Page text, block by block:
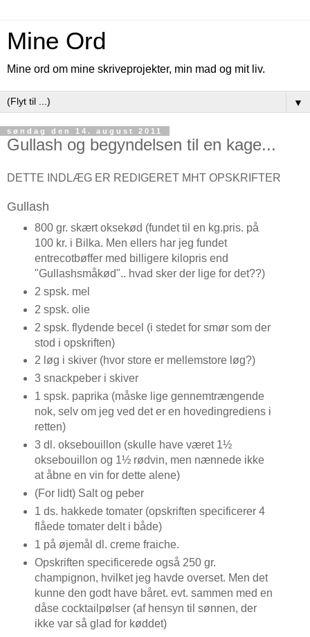
Mine Ord
Mine ord om mine skriveprojekter, min mad og mit liv.
▼
søndag den 14. august 2011
Gullash og begyndelsen til en kage...
DETTE INDLÆG ER REDIGERET MHT OPSKRIFTER
Gullash
800 gr. skært oksekød (fundet til en kg.pris. på
100 kr. i Bilka. Men ellers har jeg fundet
entrecotbøffer med billigere kilopris end
"Gullashsmåkød".. hvad sker der lige for det??)
2 spsk. mel
2 spsk. olie
2 spsk. flydende becel (i stedet for smør som der
stod i opskriften)
2 løg i skiver (hvor store er mellemstore løg?)
3 snackpeber i skiver
1 spsk. paprika (måske lige gennemtrængende
nok, selv om jeg ved det er en hovedingrediens i
retten)
3 dl. oksebouillon (skulle have været 1½
oksebouillon og 1½ rødvin, men nænnede ikke
at åbne en vin for dette alene)
(For lidt) Salt og peber
1 ds. hakkede tomater (opskriften specificerer 4
flåede tomater delt i både)
1 på øjemål dl. creme fraiche.
Opskriften specificerede også 250 gr.
champignon, hvilket jeg havde overset. Men det
kunne den godt have båret. evt. sammen med en
dåse cocktailpølser (af hensyn til sønnen, der
ikke var så glad for køddet)